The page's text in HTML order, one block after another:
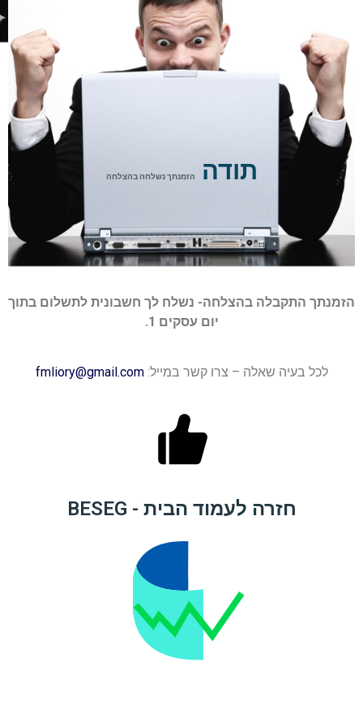
תודה הזמנתך נשלחה בהצלחה
הזמנתך התקבלה בהצלחה- נשלח לך חשבונית לתשלום בתוך
יום עסקים 1.
לכל בעיה שאלה – צרו קשר במייל:fmliory@gmail.com
חזרה לעמוד הבית - BESEG